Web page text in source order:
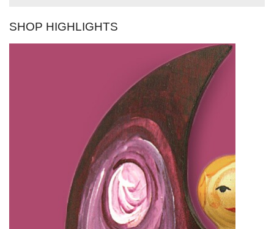
KONTAKT
SHOP HIGHLIGHTS